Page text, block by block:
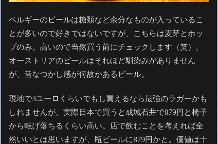
ベルギーのビールは糖類など余分なものが入っているこ
とが多いので好きではないですが、こちらは麦芽とホッ
プのみ。高いので当然買う前にチェックします（笑）。
オーストリアのビールはそれほど馴染みがありません
が、昔なつかし感が何故かあるビール。
現地で3ユーロくらいでもし買えるなら最強のラガーかも
しれませんが、実際日本で買うと成城石井で879円と椅子
から転げ落ちるくらい高い。店で飲むことを考えれば全
然いいとは思いますが、瓶ビールに879円かと。価値は十